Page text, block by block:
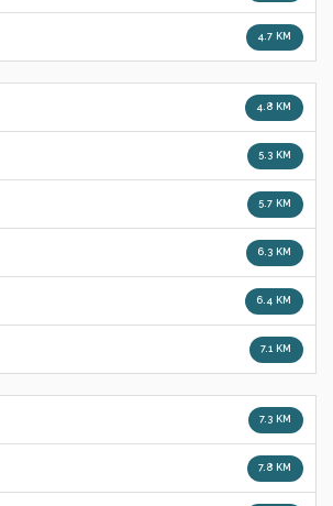
4.7 KM
4.8 KM
5.3 KM
5.7 KM
6.3 KM
6.4 KM
7.1 KM
7.3 KM
7.8 KM